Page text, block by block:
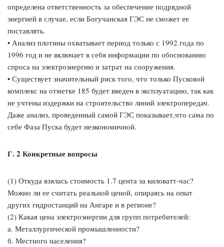
определена ответственность за обеспечение подрядной
энергией в случае, если Богучанская ГЭС не сможет ее
поставлять.
• Анализ плотины охватывает период только с 1992 года по
1996 год и не включает в себя информации по обоснованию
спроса на электроэнергию и затрат на сооружения.
• Существует значительный риск того, что только Пусковой
комплекс на отметке 185 будет введен в эксплуатацию, так как
не учтены издержки на строительство линий электропередач.
Даже анализ, проведенный самой ГЭС показывает,что сама по
себе Фаза Пуска будет неэкономичной.
Г. 2 Конкретные вопросы
(1) Откуда взялась стоимость 1.7 цента за киловатт-час?
Можно ли ее считать реальной ценой, опираясь на опыт
других гидростанций на Ангаре и в регионе?
(2) Какая цена электроэнергии для групп потребителей:
а. Металлургической промышленности?
б. Местного населения?